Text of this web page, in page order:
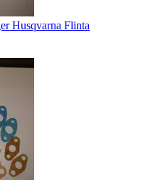
Husqvarna Flinta